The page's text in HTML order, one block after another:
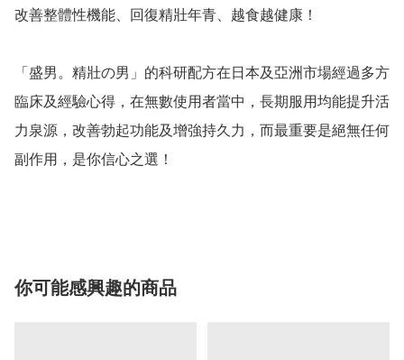
改善整體性機能、回復精壯年青、越食越健康！
「盛男。精壯の男」的科研配方在日本及亞洲市場經過多方
臨床及經驗心得，在無數使用者當中，長期服用均能提升活
力泉源，改善勃起功能及增強持久力，而最重要是絕無任何
副作用，是你信心之選！
你可能感興趣的商品